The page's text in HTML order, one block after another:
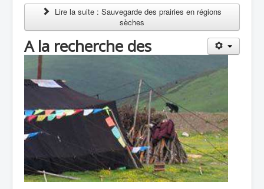
Lire la suite : Sauvegarde des prairies en régions
sèches
A la recherche des